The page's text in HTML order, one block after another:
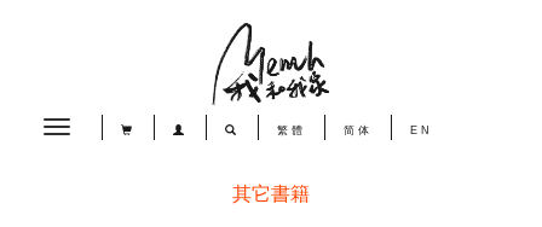
Toggle
繁體 简体 EN
其它書籍